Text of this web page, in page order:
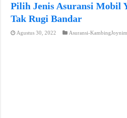
Pilih Jenis Asuransi Mobil
Tak Rugi Bandar
Agustus 30, 2022 Asuransi-KambingJoynim